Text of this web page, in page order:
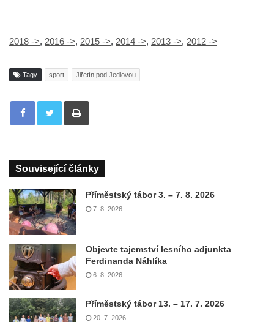
2018 ->, 2016 ->, 2015 ->, 2014 ->, 2013 ->, 2012 ->
Tagy sport Jiřetín pod Jedlovou
Tisknout
Související články
Příměstský tábor 3. – 7. 8. 2026
7. 8. 2026
Objevte tajemství lesního adjunkta
Ferdinanda Náhlíka
6. 8. 2026
Příměstský tábor 13. – 17. 7. 2026
20. 7. 2026